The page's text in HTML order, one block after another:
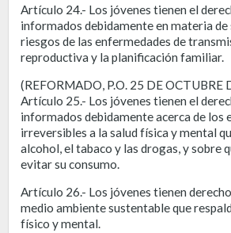
Artículo 24.- Los jóvenes tienen el
informados debidamente en materia de
riesgos de las enfermedades de
reproductiva y la planificación familiar.
(REFORMADO, P.O. 25 DE OCTUBRE
Artículo 25.- Los jóvenes tienen el
informados debidamente acerca de los
irreversibles a la salud física y mental
alcohol, el tabaco y las drogas, y sobre
evitar su consumo.
Artículo 26.- Los jóvenes tienen
medio ambiente sustentable que
físico y mental.